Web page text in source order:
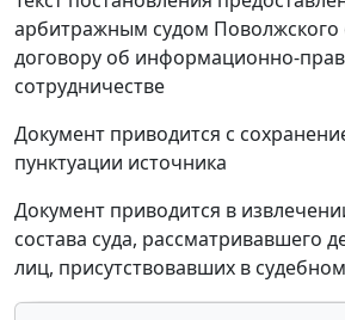
арбитражным судом Поволжского
договору об информационно-
сотрудничестве
Документ приводится с
пунктуации источника
Документ приводится в
состава суда, рассматривавшего
лиц, присутствовавших в